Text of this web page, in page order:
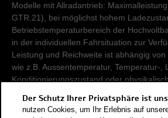
Modelle mit Allradantrieb:
GTR.21), bei möglichst hohem
Betriebstemperaturbereich der
in der individuellen Fahrsituation zur
Leistung und Reichweite ist abhängig
wie z.B. Aussentemperatur, Temperatur-,
Konditionierungszustand oder
Der Schutz Ihrer Privatsphäre ist
nutzen Cookies, um Ihr Erlebnis auf